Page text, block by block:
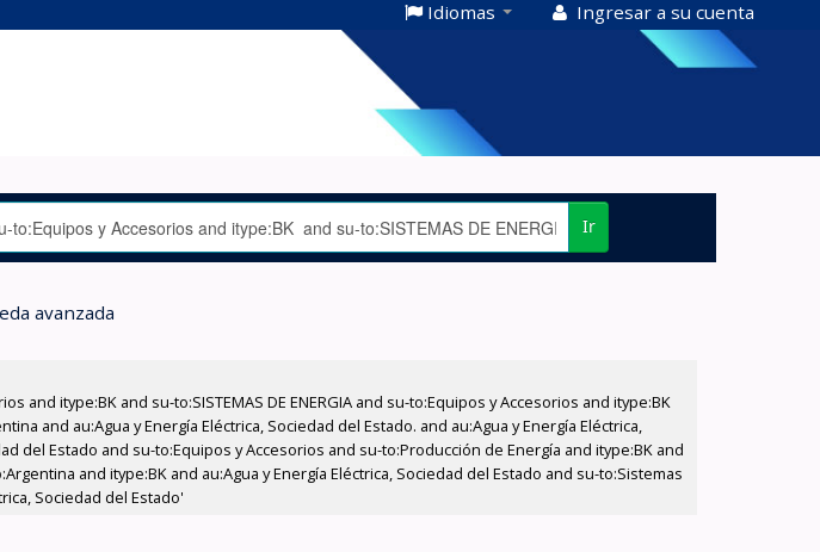
Idiomas Ingresar a su cuenta
Ir
avanzada
itype:BK and su-to:SISTEMAS DE ENERGIA and su-to:Equipos y Accesorios and itype:BK
and au:Agua y Energía Eléctrica, Sociedad del Estado. and au:Agua y Energía Eléctrica,
del Estado and su-to:Equipos y Accesorios and su-to:Producción de Energía and itype:BK and
and itype:BK and au:Agua y Energía Eléctrica, Sociedad del Estado and su-to:Sistemas
Sociedad del Estado'